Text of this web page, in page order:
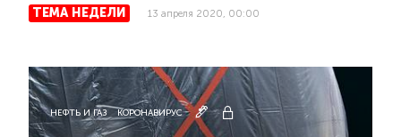
ТЕМА НЕДЕЛИ 13 апреля 2020, 00:00
НЕФТЬ И ГАЗ КОРОНАВИРУС